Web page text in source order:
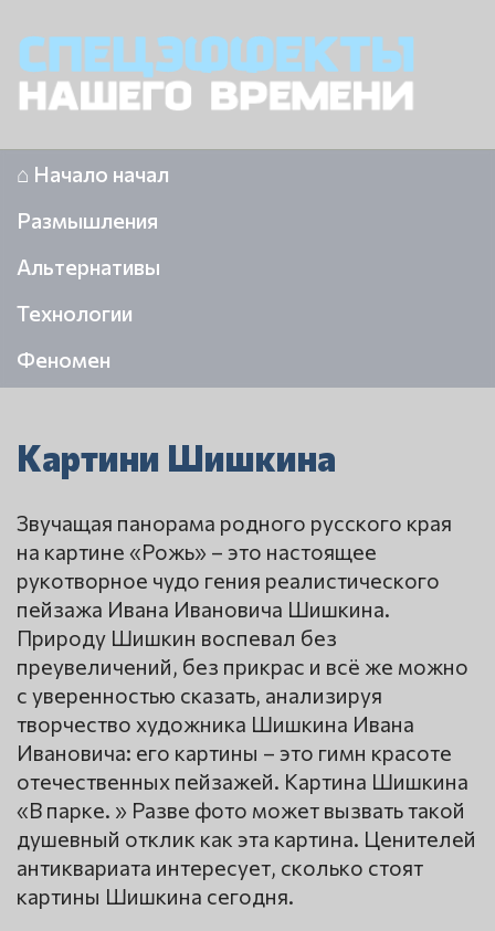
⌂ Начало начал
Размышления
Альтернативы
Технологии
Феномен
Картини Шишкина
Звучащая панорама родного русского края
на картине «Рожь» – это настоящее
рукотворное чудо гения реалистического
пейзажа Ивана Ивановича Шишкина.
Природу Шишкин воспевал без
преувеличений, без прикрас и всё же можно
с уверенностью сказать, анализируя
творчество художника Шишкина Ивана
Ивановича: его картины – это гимн красоте
отечественных пейзажей. Картина Шишкина
«В парке. » Разве фото может вызвать такой
душевный отклик как эта картина. Ценителей
антиквариата интересует, сколько стоят
картины Шишкина сегодня.